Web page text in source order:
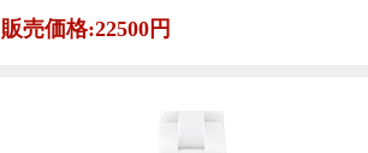
販売価格:22500円